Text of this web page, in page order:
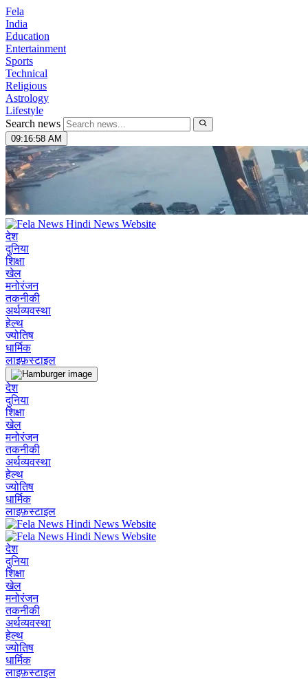
Fela
India
Education
Entertainment
Sports
Technical
Religious
Astrology
Lifestyle
Search news
09:16:59 AM
देश
दुनिया
शिक्षा
खेल
मनोरंजन
तकनीकी
अर्थव्यवस्था
हेल्थ
ज्योतिष
धार्मिक
लाइफ़स्टाइल
देश
दुनिया
शिक्षा
खेल
मनोरंजन
तकनीकी
अर्थव्यवस्था
हेल्थ
ज्योतिष
धार्मिक
लाइफ़स्टाइल
देश
दुनिया
शिक्षा
खेल
मनोरंजन
तकनीकी
अर्थव्यवस्था
हेल्थ
ज्योतिष
धार्मिक
लाइफ़स्टाइल